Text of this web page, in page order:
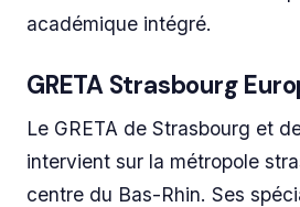
académique intégré.
GRETA Strasbourg
Le GRETA de Strasbourg et
intervient sur la métropole
centre du Bas-Rhin. Ses